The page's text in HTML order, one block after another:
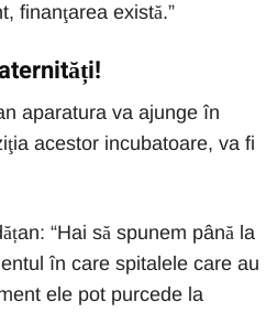
finanţarea există.”
aparatura va ajunge în
acestor incubatoare, va fi
“Hai să spunem până la
în care spitalele care au
ele pot purcede la